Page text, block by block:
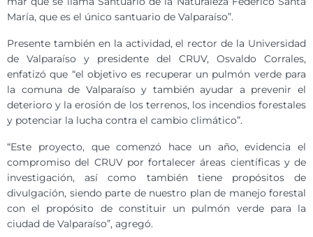
María, que es el único santuario de Valparaíso”.
Presente también en la actividad, el rector de la Universidad
de Valparaíso y presidente del CRUV, Osvaldo Corrales,
enfatizó que “el objetivo es recuperar un pulmón verde para
la comuna de Valparaíso y también ayudar a prevenir el
deterioro y la erosión de los terrenos, los incendios forestales
y potenciar la lucha contra el cambio climático”.
“Este proyecto, que comenzó hace un año, evidencia el
compromiso del CRUV por fortalecer áreas científicas y de
investigación, así como también tiene propósitos de
divulgación, siendo parte de nuestro plan de manejo forestal
con el propósito de constituir un pulmón verde para la
ciudad de Valparaíso”, agregó.